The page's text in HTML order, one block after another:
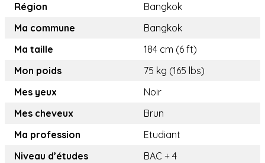
Région
Bangkok
Ma commune
Bangkok
Ma taille
184 cm (6 ft)
Mon poids
75 kg (165 lbs)
Mes yeux
Noir
Mes cheveux
Brun
Ma profession
Etudiant
Niveau d’études
BAC + 4